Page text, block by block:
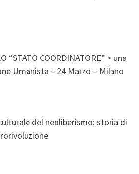
“STATO COORDINATORE” > una
Umanista – 24 Marzo – Milano
del neoliberismo: storia di